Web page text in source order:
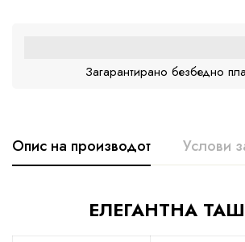
Загарантирано безбедно
Опис на производот Услови
ЕЛЕГАНТНА